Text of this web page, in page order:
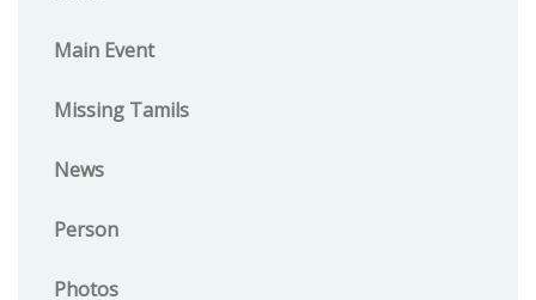
Main Event
Missing Tamils
News
Person
Photos